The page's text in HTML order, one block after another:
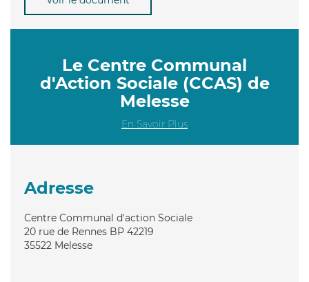
Le Centre Communal
d'Action Sociale (CCAS) de
Melesse
En Savoir Plus
Adresse
Centre Communal d'action Sociale
20 rue de Rennes BP 42219
35522 Melesse